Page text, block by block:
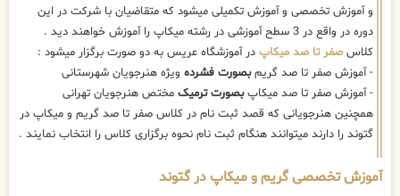
و آموزش تخصصی و آموزش تکمیلی میشود که متقاضیان با شرکت در این
دوره در واقع در 3 سطح آموزشی در رشته میکاپ را آموزش خواهند دید .
کلاسصفر تا صد میکاپ در آموزشگاه عریس به دو صورت برگزار میشود :
- آموزش صفر تا صد گریمبصورت فشرده ویژه هنرجویان شهرستانی
- آموزش صفر تا صد میکاپبصورت ترمیک مختص هنرجویان تهرانی
همچنین هنرجویانی که قصد ثبت نام در کلاس صفر تا صد گریم و میکاپ در
گتوند را دارند میتوانند هنگام ثبت نام نحوه برگزاری کلاس را انتخاب نمایند .
آموزش تخصصی گریم و میکاپ در گتوند